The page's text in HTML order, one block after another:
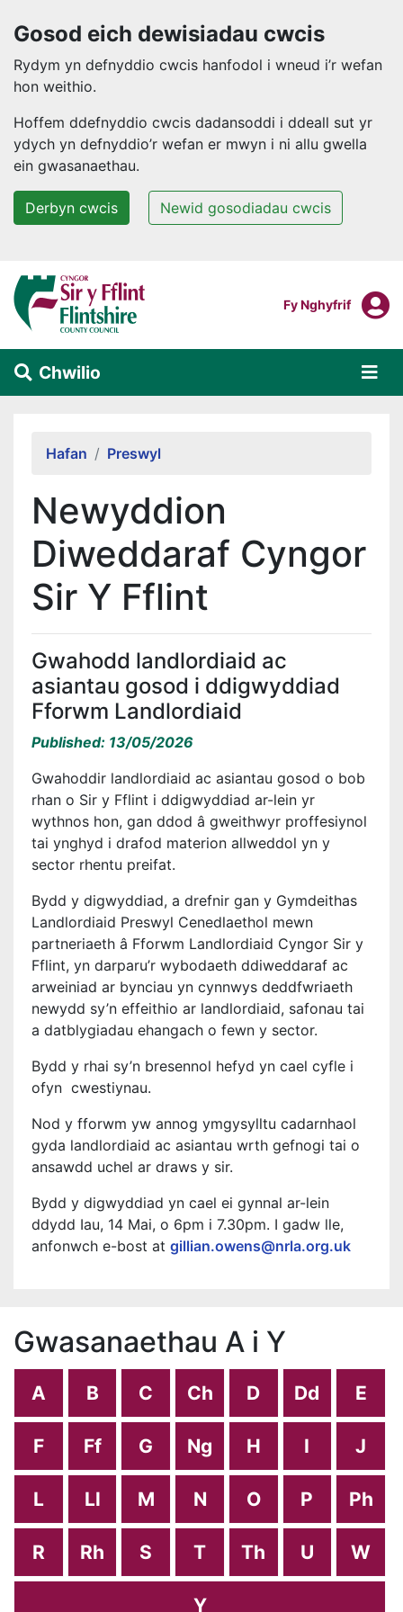
Gosod eich dewisiadau cwcis
Rydym yn defnyddio cwcis hanfodol i wneud i’r wefan
hon weithio.
Hoffem ddefnyddio cwcis dadansoddi i ddeall sut yr
ydych yn defnyddio’r wefan er mwyn i ni allu gwella
ein gwasanaethau.
Derbyn cwcis Newid gosodiadau cwcis
Neidio i'r prif gynnwys
Mewngofnodi I
Fy Nghyfrif
Chwilio
Hafan Preswyl
Newyddion
Diweddaraf Cyngor
Sir Y Fflint
Gwahodd landlordiaid ac
asiantau gosod i ddigwyddiad
Fforwm Landlordiaid
Published: 13/05/2026
Gwahoddir landlordiaid ac asiantau gosod o bob
rhan o Sir y Fflint i ddigwyddiad ar-lein yr
wythnos hon, gan ddod â gweithwyr proffesiynol
tai ynghyd i drafod materion allweddol yn y
sector rhentu preifat.
Bydd y digwyddiad, a drefnir gan y Gymdeithas
Landlordiaid Preswyl Cenedlaethol mewn
partneriaeth â Fforwm Landlordiaid Cyngor Sir y
Fflint, yn darparu’r wybodaeth ddiweddaraf ac
arweiniad ar bynciau yn cynnwys deddfwriaeth
newydd sy’n effeithio ar landlordiaid, safonau tai
a datblygiadau ehangach o fewn y sector.
Bydd y rhai sy’n bresennol hefyd yn cael cyfle i
ofyn cwestiynau.
Nod y fforwm yw annog ymgysylltu cadarnhaol
gyda landlordiaid ac asiantau wrth gefnogi tai o
ansawdd uchel ar draws y sir.
Bydd y digwyddiad yn cael ei gynnal ar-lein
ddydd Iau, 14 Mai, o 6pm i 7.30pm. I gadw lle,
anfonwch e-bost at gillian.owens@nrla.org.uk
Gwasanaethau A i Y
A B C Ch D Dd E
F Ff G Ng H I J
L Ll M N O P Ph
R Rh S T Th U W
Y